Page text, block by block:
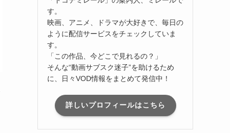
す。
映画、アニメ、ドラマが大好きで、毎日の
ように配信サービスをチェックしていま
す。
「この作品、今どこで見れるの？」
そんな“動画サブスク迷子”を助けるため
に、日々VOD情報をまとめて発信中！
詳しいプロフィールはこちら